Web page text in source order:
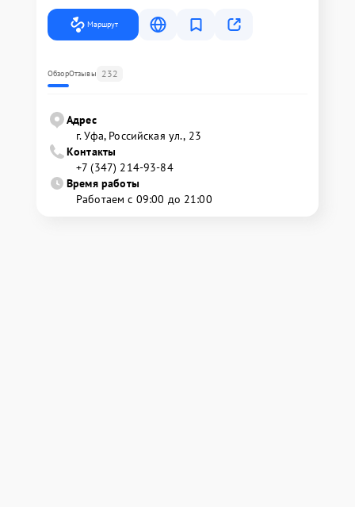
Маршрут
ОбзорОтзывы 232
Адрес
г. Уфа, Российская ул., 23
Контакты
+7 (347) 214-93-84
Время работы
Работаем с 09:00 до 21:00